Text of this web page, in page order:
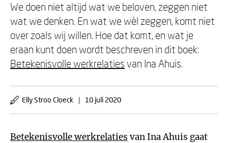
We doen niet altijd wat we beloven, zeggen niet
wat we denken. En wat we wèl zeggen, komt niet
over zoals wij willen. Hoe dat komt, en wat je
eraan kunt doen wordt beschreven in dit boek:
Betekenisvolle werkrelaties van Ina Ahuis.
Elly Stroo Cloeck | 10 juli 2020
Betekenisvolle werkrelaties van Ina Ahuis gaat